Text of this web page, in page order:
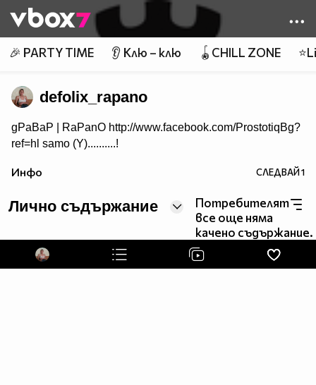
👾
🎉 PARTY TIME 👂 Клю – клю 🪀CHILL ZONE
defolix_rapano
gPaBaP | RaPanO http://www.facebook.com/ProstotiqBg?
ref=hl samo (Y)..........!
Инфо СЛЕДВАЙ1
Лично съдържание
Потребителят
все още няма
качено съдържание.